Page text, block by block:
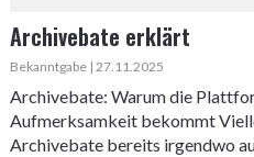
Archivebate erklärt
Bekanntgabe | 27.11.2025
Archivebate: Warum die
Aufmerksamkeit bekommt
Archivebate bereits irgendwo